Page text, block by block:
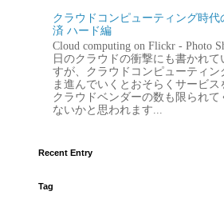
クラウドコンピューティング時代
済 ハード編
Cloud computing on Flickr - Photo
日のクラウドの衝撃にも書かれて
すが、クラウドコンピューティン
ま進んでいくとおそらくサービス
クラウドベンダーの数も限られて
ないかと思われます...
Recent Entry
Tag